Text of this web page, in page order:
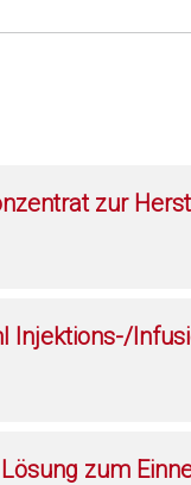
zur
Injektions-/
zum